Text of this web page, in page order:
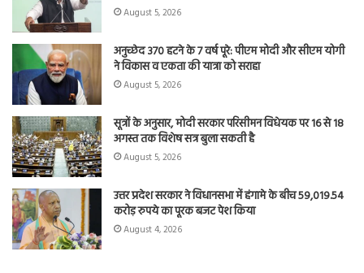
August 5, 2026
अनुच्छेद 370 हटने के 7 वर्ष पूरे: पीएम मोदी और सीएम योगी
ने विकास व एकता की यात्रा को सराहा
August 5, 2026
सूत्रों के अनुसार, मोदी सरकार परिसीमन विधेयक पर 16 से 18
अगस्त तक विशेष सत्र बुला सकती है
August 5, 2026
उत्तर प्रदेश सरकार ने विधानसभा में हंगामे के बीच 59,019.54
करोड़ रुपये का पूरक बजट पेश किया
August 4, 2026